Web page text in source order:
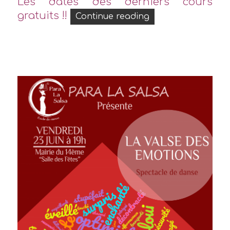
gratuits !!
Continue reading